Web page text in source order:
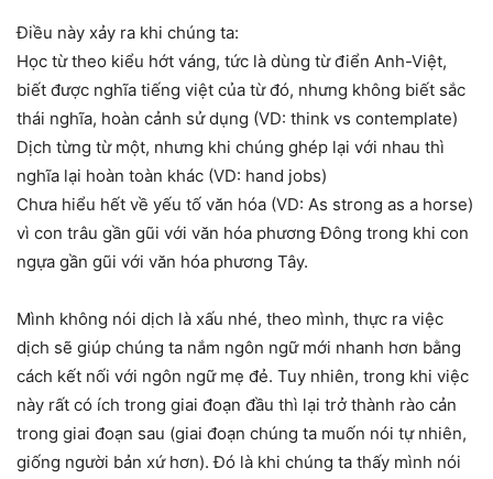
Điều này xảy ra khi chúng ta:
Học từ theo kiểu hớt váng, tức là dùng từ điển Anh-Việt,
biết được nghĩa tiếng việt của từ đó, nhưng không biết sắc
thái nghĩa, hoàn cảnh sử dụng (VD: think vs contemplate)
Dịch từng từ một, nhưng khi chúng ghép lại với nhau thì
nghĩa lại hoàn toàn khác (VD: hand jobs)
Chưa hiểu hết về yếu tố văn hóa (VD: As strong as a horse)
vì con trâu gần gũi với văn hóa phương Đông trong khi con
ngựa gần gũi với văn hóa phương Tây.
Mình không nói dịch là xấu nhé, theo mình, thực ra việc
dịch sẽ giúp chúng ta nắm ngôn ngữ mới nhanh hơn bằng
cách kết nối với ngôn ngữ mẹ đẻ. Tuy nhiên, trong khi việc
này rất có ích trong giai đoạn đầu thì lại trở thành rào cản
trong giai đoạn sau (giai đoạn chúng ta muốn nói tự nhiên,
giống người bản xứ hơn). Đó là khi chúng ta thấy mình nói